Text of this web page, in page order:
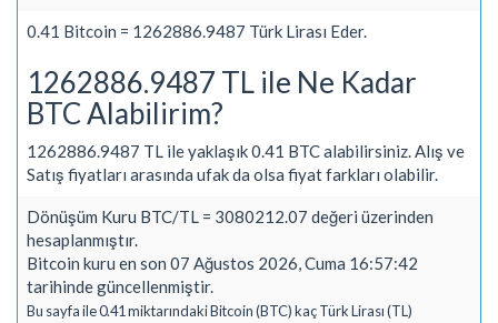
0.41 Bitcoin = 1262886.9487 Türk Lirası Eder.
1262886.9487 TL ile Ne Kadar
BTC Alabilirim?
1262886.9487 TL ile yaklaşık 0.41 BTC alabilirsiniz. Alış ve
Satış fiyatları arasında ufak da olsa fiyat farkları olabilir.
Dönüşüm Kuru BTC/TL = 3080212.07 değeri üzerinden
hesaplanmıştır.
Bitcoin kuru en son 07 Ağustos 2026, Cuma 16:57:42
tarihinde güncellenmiştir.
Bu sayfa ile 0.41 miktarındaki Bitcoin (BTC) kaç Türk Lirası (TL)